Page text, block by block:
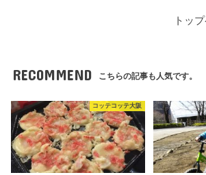
トッ
RECOMMEND こちらの記事も人気です。
コッテコッテ大阪